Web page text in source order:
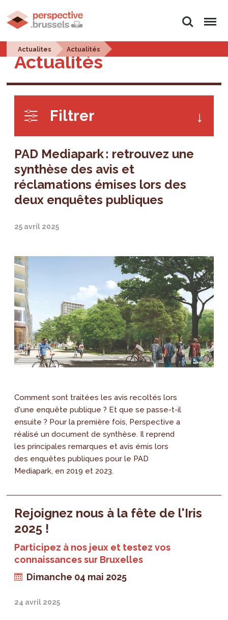
Rechercher
Menu
Actualites Actualités
Actualités
Filtrer
PAD Mediapark : retrouvez une
synthèse des avis et
réclamations émises lors des
deux enquêtes publiques
25 avril 2025
Comment sont traitées les avis recoltés lors
d'une enquête publique ? Et que se passe-t-il
ensuite ? Pour la première fois, Perspective a
réalisé un document de synthèse. Il reprend
les principales remarques et avis émis lors
des enquêtes publiques pour le PAD
Mediapark, en 2019 et 2023.
Rejoignez nous à la fête de l'Iris
2025 !
Participez à nos jeux et testez vos
connaissances sur Bruxelles
Dimanche 04 mai 2025
24 avril 2025